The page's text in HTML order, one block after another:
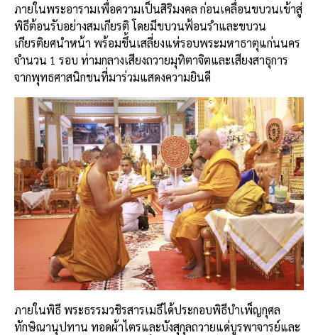
ภายในพระอารามเพื่อความเป็นสิริมงคล ก่อนเคลื่อนขบวนเข้าสู่
พิธีต้อนรับอย่างสมเกียรติ โดยมีขบวนฟ้อนรำและขบวน
เกียรติยศนำหน้า พร้อมขึ้นเสลี่ยงแห่รอบพระมหาธาตุแก่นนคร
จำนวน 1 รอบ ท่ามกลางเสียงถวายมุทิตาจิตและเสียงสาธุการ
จากพุทธศาสนิกชนที่มาร่วมแสดงความยินดี
ภายในพิธี พระธรรมวชิรสารเมธีได้ประกอบพิธีบำเพ็ญกุศล
ทักษิณานุปทาน ทอดผ้าไตรและบังสุกุลถวายแด่บูรพาจารย์และ